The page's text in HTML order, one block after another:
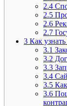
2.4
2.5
2.6
2.7
3 Как
3.1
3.2
3.3
3.4
3.5
3.6